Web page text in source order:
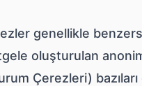
genellikle
oluşturulan
Çerezleri) bazıları